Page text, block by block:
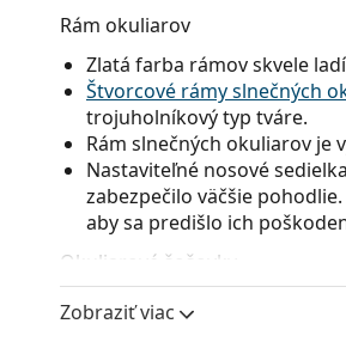
Rám okuliarov
Zlatá farba rámov skvele
Štvorcové rámy slnečných
trojuholníkový typ tváre.
Rám slnečných okuliarov
Nastaviteľné nosové
zabezpečilo väčšie
aby sa predišlo ich
Okuliarové šošovky
Sivé sklá okuliarov
neskresľujú farby.
Zobraziť viac